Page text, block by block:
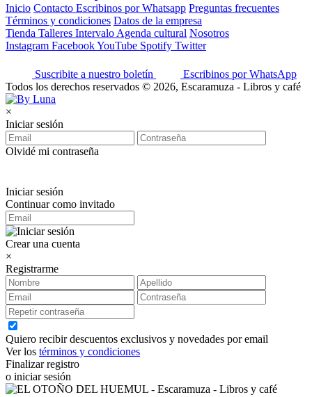
Inicio Contacto Escribinos por Whatsapp Preguntas frecuentes
Términos y condiciones Datos de la empresa
Tienda Talleres Intervalo Agenda cultural Nosotros
Instagram FacebookYouTube Spotify Twitter
Suscribite a nuestro boletín
Escribinos por WhatsApp
Todos los derechos reservados © 2026, Escaramuza - Libros y café
×
Iniciar sesión
Olvidé mi contraseña
Iniciar sesión
Continuar como invitado
Crear una cuenta
×
Registrarme
Quiero recibir descuentos exclusivos y novedades por email
Ver los términos y condiciones
Finalizar registro
o iniciar sesión